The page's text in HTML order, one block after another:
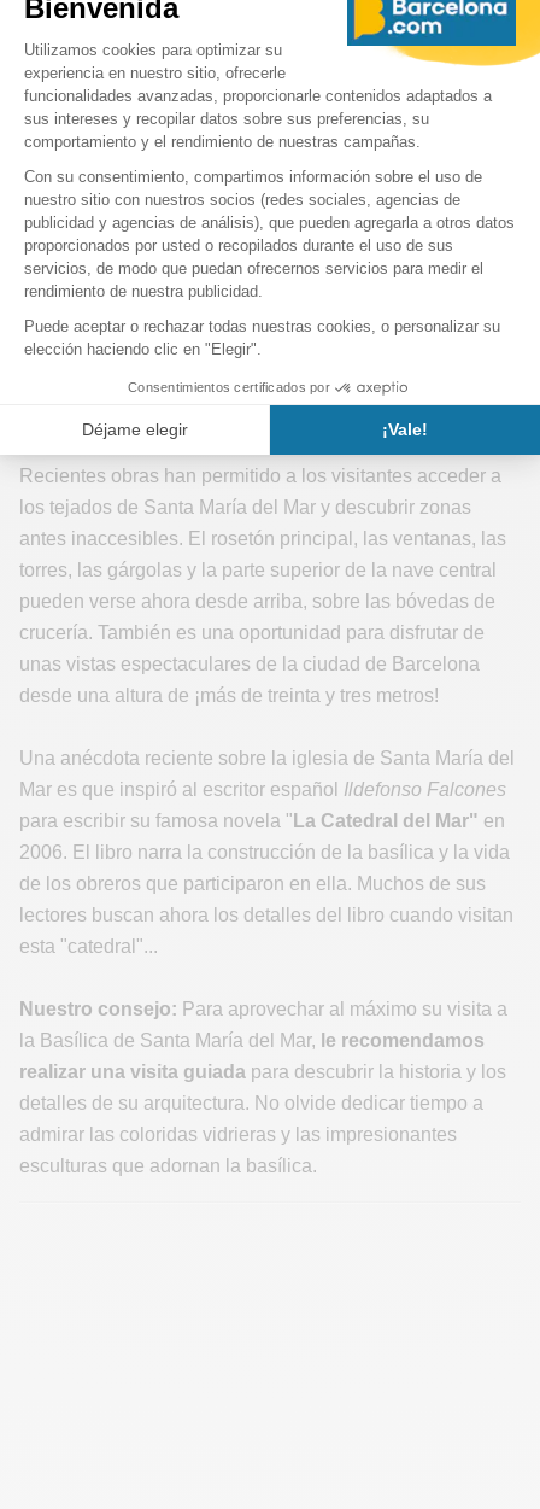
Durante la visita, nos enteramos de que la mayoría de las
vidrieras fueron destruidas en un incendio en 1936. Sin
embargo, algunas sobrevivieron, como las vidrieras del
Juicio Final, Pentecostés y la Santa Cena. El rosetón
principal, dedicado a la Coronación de María, tuvo que ser
reconstruido tras un terremoto en 1428, y las grietas
Recientes obras han permitido a los visitantes acceder a
los tejados de Santa María del Mar y descubrir zonas
antes inaccesibles. El rosetón principal, las ventanas, las
torres, las gárgolas y la parte superior de la nave central
pueden verse ahora desde arriba, sobre las bóvedas de
crucería. También es una oportunidad para disfrutar de
unas vistas espectaculares de la ciudad de Barcelona
desde una altura de ¡más de treinta y tres metros!
Una anécdota reciente sobre la iglesia de Santa María del
Mar es que inspiró al escritor español Ildefonso Falcones
para escribir su famosa novela " La Catedral del Mar" en
2006. El libro narra la construcción de la basílica y la vida
de los obreros que participaron en ella. Muchos de sus
lectores buscan ahora los detalles del libro cuando visitan
esta "catedral"...
Nuestro consejo: Para aprovechar al máximo su visita a
la Basílica de Santa María del Mar, le recomendamos
realizar una visita guiada para descubrir la historia y los
detalles de su arquitectura. No olvide dedicar tiempo a
admirar las coloridas vidrieras y las impresionantes
esculturas que adornan la basílica.